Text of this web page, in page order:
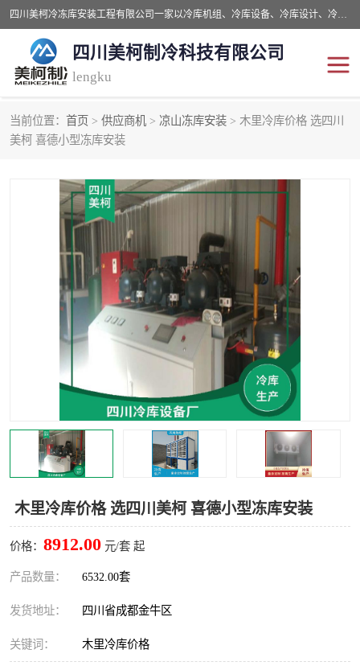
四川美柯冷冻库安装工程有限公司一家以冷库机组、冷库设备、冷库设计、冷冻库设备销售、冷库安装、冻库安装价格及技术服务为一体的综合企业，咨询热线：同等设备材料优惠10% 。公司各种类型安装组合式冷库、冷冻库、冷藏库、气调保鲜库、并提供成套设备供应、安装与调试、维护与维修、技术咨询、操作维修人员技术培训等
四川美柯制冷科技有限公司
lengku
当前位置： 首页 > 供应商机 > 凉山冻库安装 > 木里冷库价格 选四川
美柯 喜德小型冻库安装
木里冷库价格 选四川美柯 喜德小型冻库安装
价格： 8912.00 元/套 起
产品数量： 6532.00套
发货地址： 四川省成都金牛区
关键词： 木里冷库价格
冷库安装，冷库价格
成都冻库，成都冻库价格 绵阳冻库,绵阳保鲜冷库
德阳冻库安装，德阳冷库 广元冻库安装,广元冻库造
价
南充冻库设计,南充冻库安 遂宁冻库
资阳冻库，资阳冻库安装 泸州冻库，泸州冷库
乐山冻库,乐山保鲜冷库 自贡冻库组装
雅安冷库,雅安冻库 攀枝花冻库
冻库安装，小型冻库造价
内江冷库，内江冻库 宜宾冷库，宜宾冻库设备